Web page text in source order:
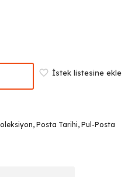
İstek listesine ekle
, Posta Tarihi, Pul-Posta